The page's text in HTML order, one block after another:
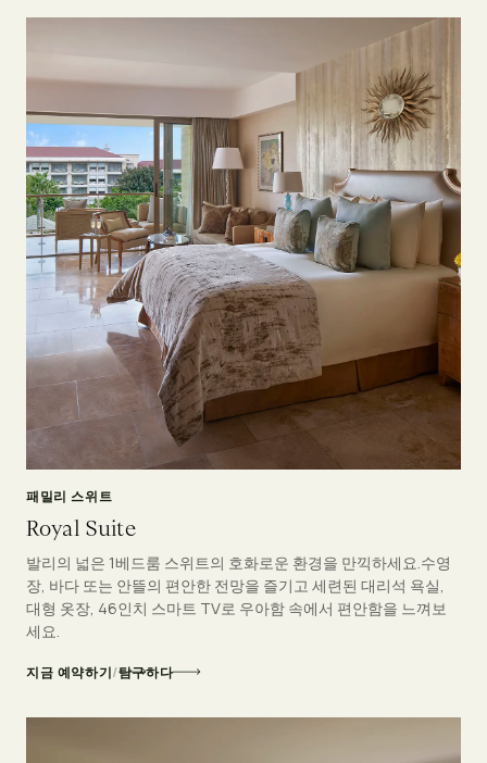
패밀리 스위트
Royal Suite
발리의 넓은 1베드룸 스위트의 호화로운 환경을 만끽하세요.수영
장, 바다 또는 안뜰의 편안한 전망을 즐기고 세련된 대리석 욕실,
대형 옷장, 46인치 스마트 TV로 우아함 속에서 편안함을 느껴보
세요.
지금 예약하기/탐구하다